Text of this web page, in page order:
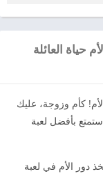
حياة العائلة
كأم وزوجة، عليك
بأفضل لعبة
دور الأم في لعبة